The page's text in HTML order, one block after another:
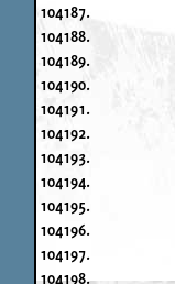
104187.
104188.
104189.
104190.
104191.
104192.
104193.
104194.
104195.
104196.
104197.
104198.